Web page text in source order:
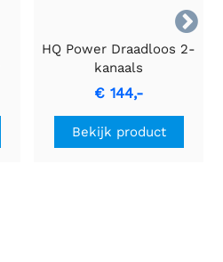

HQ Power Draadloos 2-
kanaals
microfoonsysteem
MICW81
€ 144,-
Bekijk product